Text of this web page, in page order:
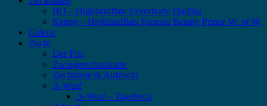
BO – Highlandflats Everybody Darling
Kenny – Highlandflats Famous Beauty Prince W. of W.
Galerie
Zucht
Der Flat
Zwingerschutzkarte
Zuchtziele & Aufzucht
A-Wurf
A-Wurf – Tagebuch